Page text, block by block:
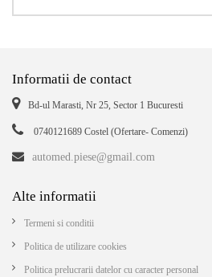
Informatii de contact
Bd-ul Marasti, Nr 25, Sector 1 Bucuresti
0740121689 Costel (Ofertare- Comenzi)
automed.piese@gmail.com
Alte informatii
Termeni si conditii
Politica de utilizare cookies
Politica prelucrarii datelor cu caracter personal